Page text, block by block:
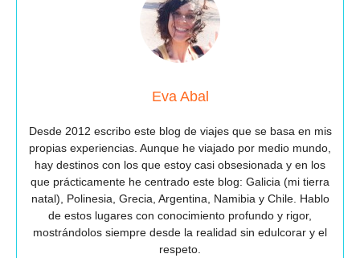
Eva Abal
Desde 2012 escribo este blog de viajes que se basa en mis
propias experiencias. Aunque he viajado por medio mundo,
hay destinos con los que estoy casi obsesionada y en los
que prácticamente he centrado este blog: Galicia (mi tierra
natal), Polinesia, Grecia, Argentina, Namibia y Chile. Hablo
de estos lugares con conocimiento profundo y rigor,
mostrándolos siempre desde la realidad sin edulcorar y el
respeto.